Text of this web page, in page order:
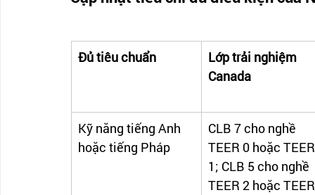
Đủ tiêu chuẩn
Lớp trải nghiệm
Canada
Kỹ năng tiếng Anh
CLB 7 cho nghề
TEER 0 hoặc
1; CLB 5 cho nghề
TEER 2 hoặc